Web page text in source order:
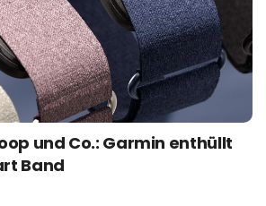
und Co.: Garmin enthüllt
Band